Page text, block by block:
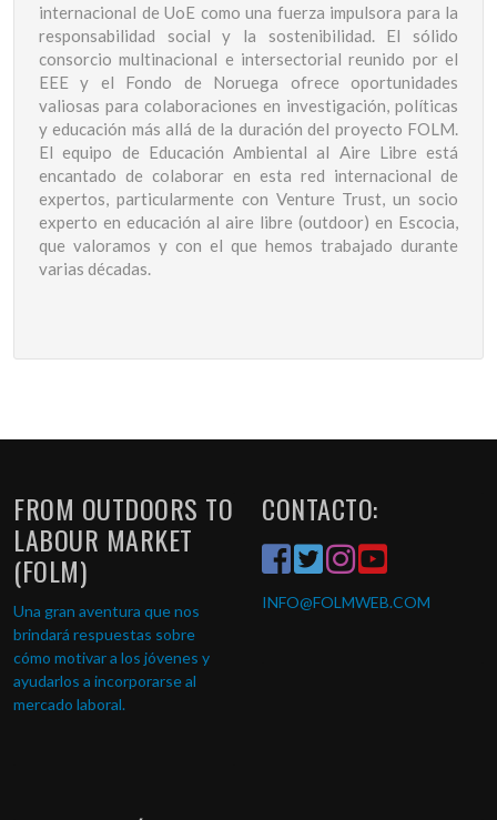
internacional de UoE como una fuerza impulsora para la
responsabilidad social y la sostenibilidad. El sólido
consorcio multinacional e intersectorial reunido por el
EEE y el Fondo de Noruega ofrece oportunidades
valiosas para colaboraciones en investigación, políticas
y educación más allá de la duración del proyecto FOLM.
El equipo de Educación Ambiental al Aire Libre está
encantado de colaborar en esta red internacional de
expertos, particularmente con Venture Trust, un socio
experto en educación al aire libre (outdoor) en Escocia,
que valoramos y con el que hemos trabajado durante
varias décadas.
FROM OUTDOORS TO
LABOUR MARKET
(FOLM)
Una gran aventura que nos
brindará respuestas sobre
cómo motivar a los jóvenes y
ayudarlos a incorporarse al
mercado laboral.
CONTACTO:
INFO@FOLMWEB.COM